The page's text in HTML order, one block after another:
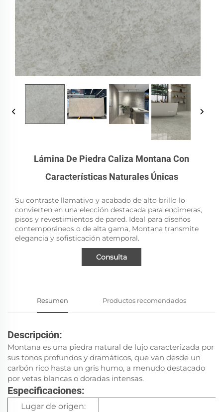
Lámina De Piedra Caliza Montana Con
Características Naturales Únicas
Su contraste llamativo y acabado de alto brillo lo
convierten en una elección destacada para encimeras,
pisos y revestimientos de pared. Ideal para diseños
contemporáneos o de alta gama, Montana transmite
elegancia y sofisticación atemporal.
Consulta
Resumen Productos recomendados
Descripción:
Montana es una piedra natural de lujo caracterizada por
sus tonos profundos y dramáticos, que van desde un
carbón rico hasta un gris humo, a menudo destacado
por vetas blancas o doradas intensas.
Especificaciones:
Lugar de origen: